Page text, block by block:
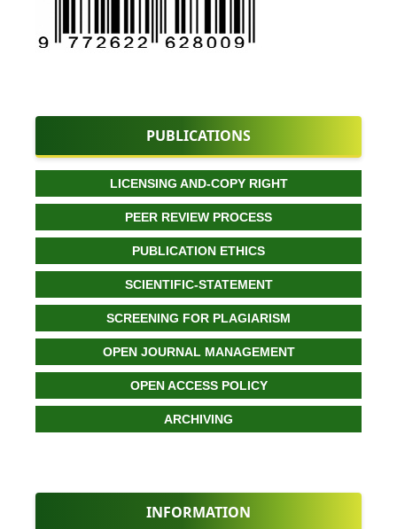
PUBLICATIONS
LICENSING AND-COPY RIGHT
PEER REVIEW PROCESS
PUBLICATION ETHICS
SCIENTIFIC-STATEMENT
SCREENING FOR PLAGIARISM
OPEN JOURNAL MANAGEMENT
OPEN ACCESS POLICY
ARCHIVING
INFORMATION